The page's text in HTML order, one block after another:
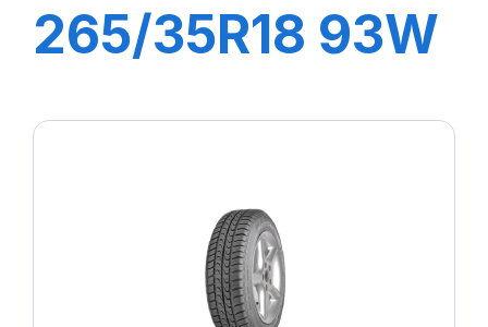
265/35R18 93W